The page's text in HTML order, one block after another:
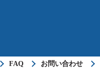
FAQ お問い合わせ